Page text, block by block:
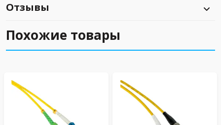
Отзывы
Похожие товары